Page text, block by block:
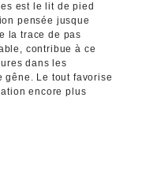
est le lit de pied
pensée jusque
la trace de pas
contribue à ce
dans les
gêne. Le tout favorise
encore plus